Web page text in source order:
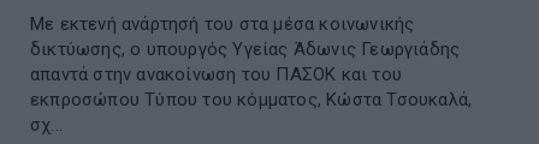
Με εκτενή ανάρτησή του στα μέσα κοινωνικής
δικτύωσης, ο υπουργός Υγείας Άδωνις Γεωργιάδης
απαντά στην ανακοίνωση του ΠΑΣΟΚ και του
εκπροσώπου Τύπου του κόμματος, Κώστα Τσουκαλά,
σχ...